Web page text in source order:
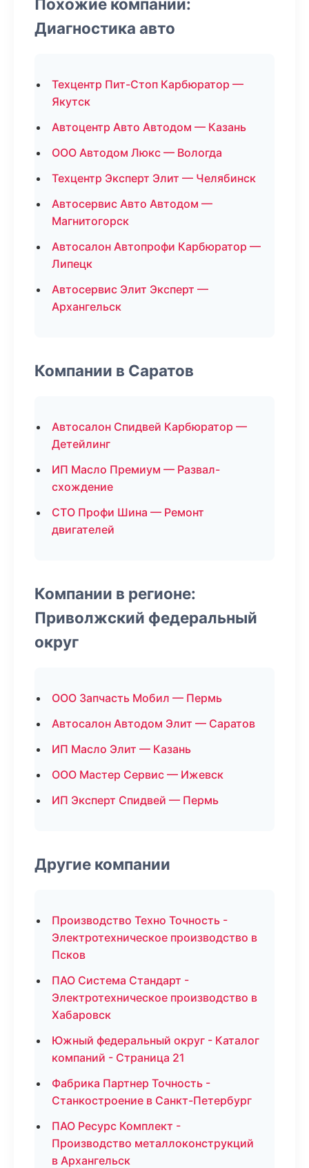
Похожие компании:
Диагностика авто
Техцентр Пит-Стоп Карбюратор —
Якутск
Автоцентр Авто Автодом — Казань
ООО Автодом Люкс — Вологда
Техцентр Эксперт Элит — Челябинск
Автосервис Авто Автодом —
Магнитогорск
Автосалон Автопрофи Карбюратор —
Липецк
Автосервис Элит Эксперт —
Архангельск
Компании в Саратов
Автосалон Спидвей Карбюратор —
Детейлинг
ИП Масло Премиум — Развал-
схождение
СТО Профи Шина — Ремонт
двигателей
Компании в регионе:
Приволжский федеральный
округ
ООО Запчасть Мобил — Пермь
Автосалон Автодом Элит — Саратов
ИП Масло Элит — Казань
ООО Мастер Сервис — Ижевск
ИП Эксперт Спидвей — Пермь
Другие компании
Производство Техно Точность -
Электротехническое производство в
Псков
ПАО Система Стандарт -
Электротехническое производство в
Хабаровск
Южный федеральный округ - Каталог
компаний - Страница 21
Фабрика Партнер Точность -
Станкостроение в Санкт-Петербург
ПАО Ресурс Комплект -
Производство металлоконструкций
в Архангельск